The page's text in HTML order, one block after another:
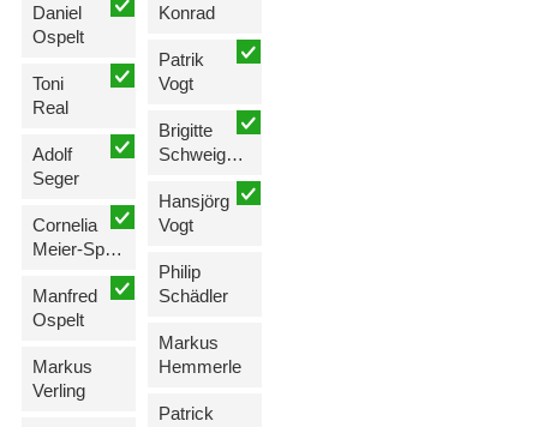
Daniel
Ospelt
Toni
Real
Adolf
Seger
Cornelia
Meier-Spoerri
Manfred
Ospelt
Markus
Verling
Konrad
Patrik
Vogt
Brigitte
Schweiger-Hartmann
Hansjörg
Vogt
Philip
Schädler
Markus
Hemmerle
Patrick